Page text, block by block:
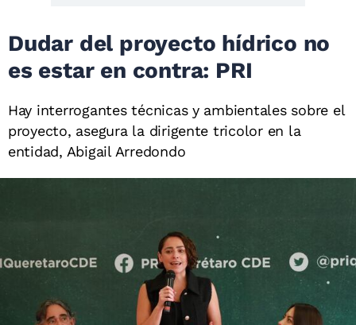
Dudar del proyecto hídrico no
es estar en contra: PRI
Hay interrogantes técnicas y ambientales sobre el
proyecto, asegura la dirigente tricolor en la
entidad, Abigail Arredondo